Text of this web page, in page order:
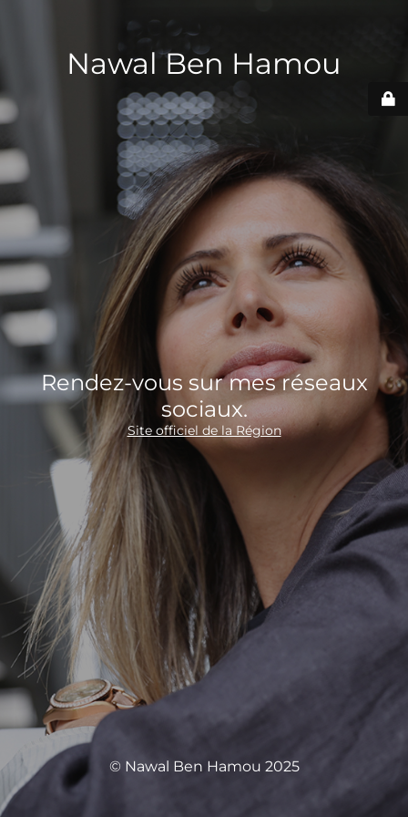
Nawal Ben Hamou
Rendez-vous sur mes réseaux
sociaux.
Site officiel de la Région
© Nawal Ben Hamou 2025